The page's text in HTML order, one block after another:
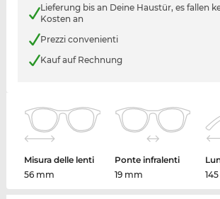
Lieferung bis an Deine Haustür, es fallen
Kosten an
Prezzi convenienti
Kauf auf Rechnung
Misura delle lenti
56 mm
Ponte infralenti
19 mm